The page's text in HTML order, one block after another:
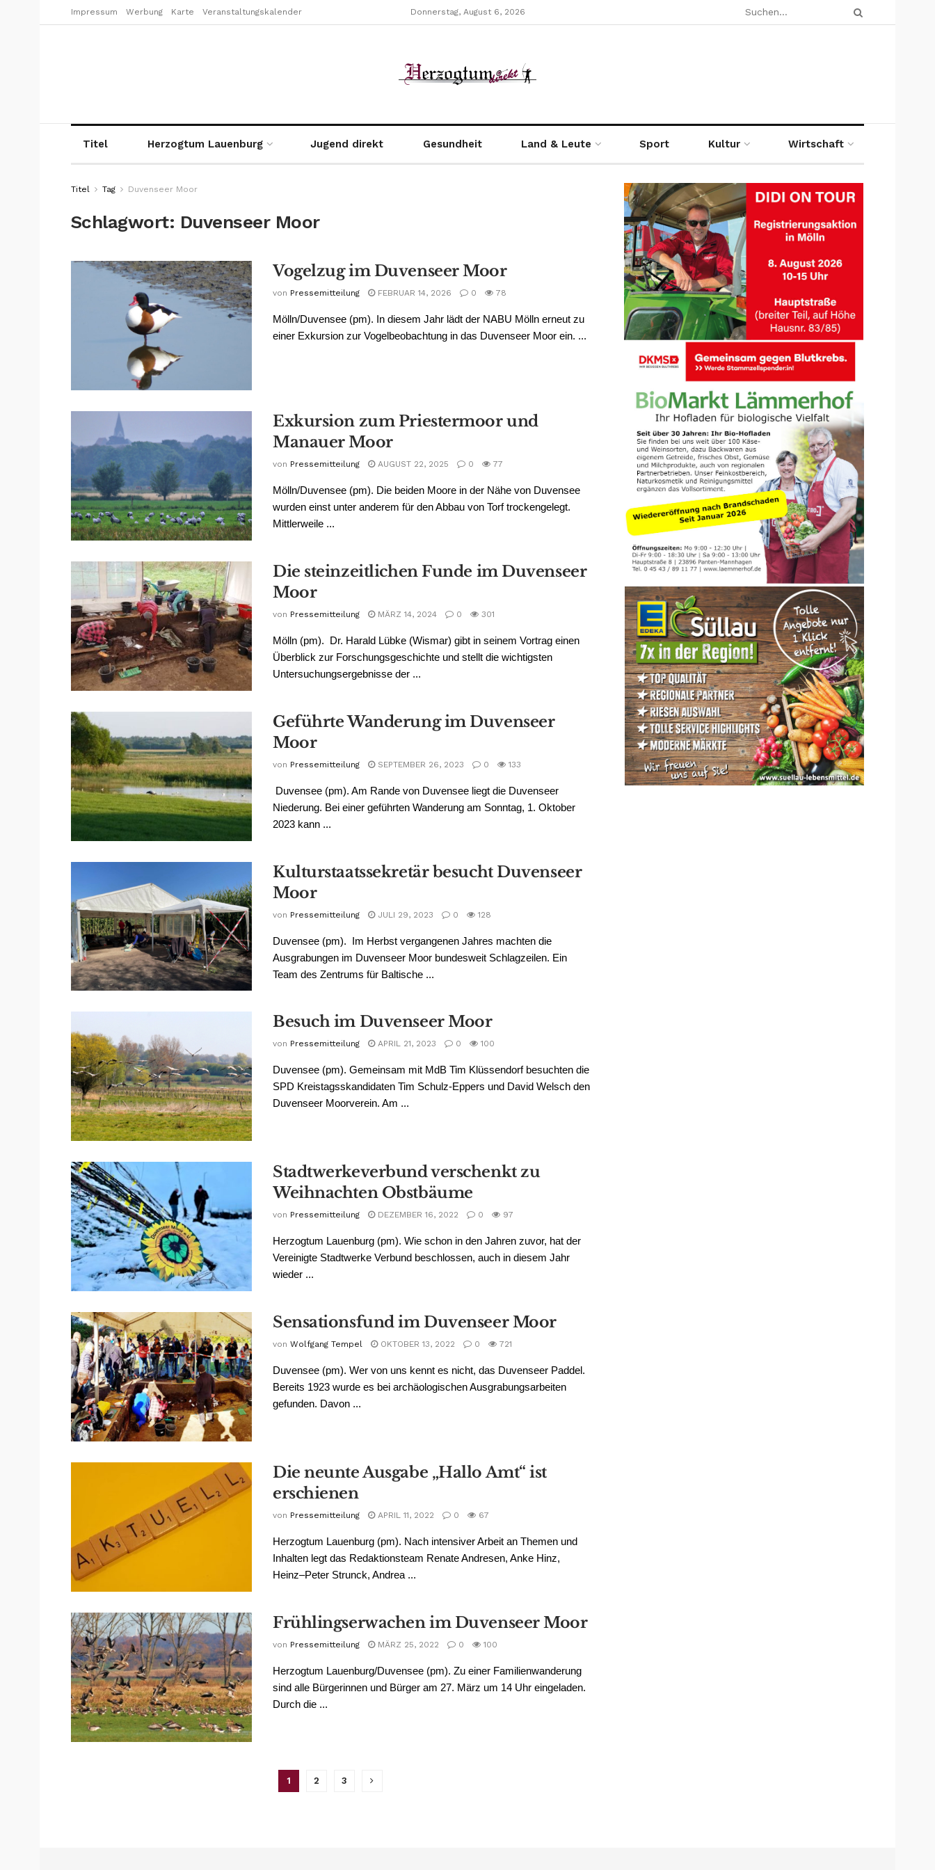
Impressum Werbung Karte Veranstaltungskalender Donnerstag, August 6, 2026
Titel Herzogtum Lauenburg Jugend direkt Gesundheit Land & Leute Sport Kultur Wirtschaft
Titel Tag Duvenseer Moor
Schlagwort: Duvenseer Moor
Vogelzug im Duvenseer Moor
von Pressemitteilung FEBRUAR 14, 2026 0 78
Mölln/Duvensee (pm). In diesem Jahr lädt der NABU Mölln erneut zu
einer Exkursion zur Vogelbeobachtung in das Duvenseer Moor ein. ...
Exkursion zum Priestermoor und
Manauer Moor
von Pressemitteilung AUGUST 22, 2025 0 77
Mölln/Duvensee (pm). Die beiden Moore in der Nähe von Duvensee
wurden einst unter anderem für den Abbau von Torf trockengelegt.
Mittlerweile ...
Die steinzeitlichen Funde im Duvenseer
Moor
von Pressemitteilung MÄRZ 14, 2024 0 301
Mölln (pm). Dr. Harald Lübke (Wismar) gibt in seinem Vortrag einen
Überblick zur Forschungsgeschichte und stellt die wichtigsten
Untersuchungsergebnisse der ...
Geführte Wanderung im Duvenseer
Moor
von Pressemitteilung SEPTEMBER 26, 2023 0 133
Duvensee (pm). Am Rande von Duvensee liegt die Duvenseer
Niederung. Bei einer geführten Wanderung am Sonntag, 1. Oktober
2023 kann ...
Kulturstaatssekretär besucht Duvenseer
Moor
von Pressemitteilung JULI 29, 2023 0 128
Duvensee (pm). Im Herbst vergangenen Jahres machten die
Ausgrabungen im Duvenseer Moor bundesweit Schlagzeilen. Ein
Team des Zentrums für Baltische ...
Besuch im Duvenseer Moor
von Pressemitteilung APRIL 21, 2023 0 100
Duvensee (pm). Gemeinsam mit MdB Tim Klüssendorf besuchten die
SPD Kreistagsskandidaten Tim Schulz-Eppers und David Welsch den
Duvenseer Moorverein. Am ...
Stadtwerkeverbund verschenkt zu
Weihnachten Obstbäume
von Pressemitteilung DEZEMBER 16, 2022 0 97
Herzogtum Lauenburg (pm). Wie schon in den Jahren zuvor, hat der
Vereinigte Stadtwerke Verbund beschlossen, auch in diesem Jahr
wieder ...
Sensationsfund im Duvenseer Moor
von Wolfgang Tempel OKTOBER 13, 2022 0 721
Duvensee (pm). Wer von uns kennt es nicht, das Duvenseer Paddel.
Bereits 1923 wurde es bei archäologischen Ausgrabungsarbeiten
gefunden. Davon ...
Die neunte Ausgabe „Hallo Amt“ ist
erschienen
von Pressemitteilung APRIL 11, 2022 0 67
Herzogtum Lauenburg (pm). Nach intensiver Arbeit an Themen und
Inhalten legt das Redaktionsteam Renate Andresen, Anke Hinz,
Heinz–Peter Strunck, Andrea ...
Frühlingserwachen im Duvenseer Moor
von Pressemitteilung MÄRZ 25, 2022 0 100
Herzogtum Lauenburg/Duvensee (pm). Zu einer Familienwanderung
sind alle Bürgerinnen und Bürger am 27. März um 14 Uhr eingeladen.
Durch die ...
1 2 3